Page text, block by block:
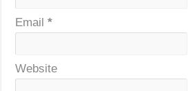
Email*
Website